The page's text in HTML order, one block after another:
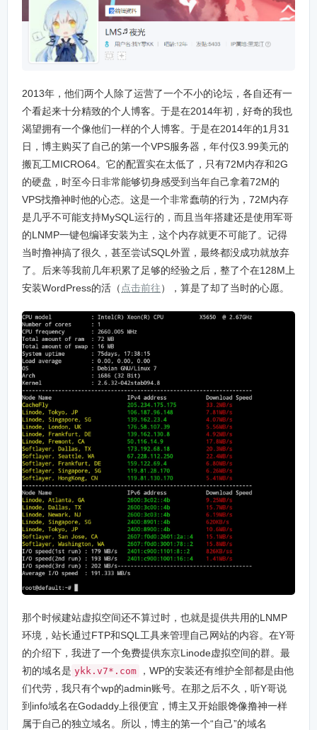
2013年，他们两个人除了运营了一个不小的论坛，各自还有一
个看起来十分精致的个人博客。于是在2014年初，好奇的我也
渴望拥有一个像他们一样的个人博客。于是在2014年的1月31
日，博主购买了自己的第一个VPS服务器，年付仅3.99美元的
搬瓦工MICRO64。它的配置实在太低了，只有72M内存和2G
的硬盘，时至今日非常能够切身感受到当年自己拿着72M的
VPS找撸神时他的心态。这是一个非常蠢萌的行为，72M内存
是几乎不可能支持MySQL运行的，而且当年搭建还是使用军哥
的LNMP一键包编译安装为主，这个内存就更不可能了。记得
当时撸神搞了很久，甚至尝试SQL外置，最终都没成功就放弃
了。后来等我前几年积累了足够的经验之后，整了个在128M上
安装WordPress的活（ 点击前往），算是了却了当时的心愿。
那个时候建站虚拟空间还不算过时，也就是提供共用的LNMP
环境，站长通过FTP和SQL工具来管理自己网站的内容。在Y哥
的介绍下，我进了一个免费提供东京Linode虚拟空间的群。最
初的域名是 ykk.v7*.com
，WP的安装还有维护全部都是由他
们代劳，我只有个wp的admin账号。在那之后不久，听Y哥说
到info域名在Godaddy上很便宜，博主又开始眼馋像撸神一样
属于自己的独立域名。所以，博主的第一个“自己”的域名